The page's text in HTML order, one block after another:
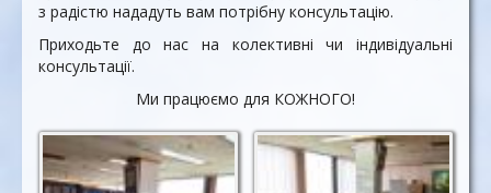
з радістю нададуть вам потрібну консультацію.
Приходьте до нас на колективні чи індивідуальні
консультації.
Ми працюємо для КОЖНОГО!